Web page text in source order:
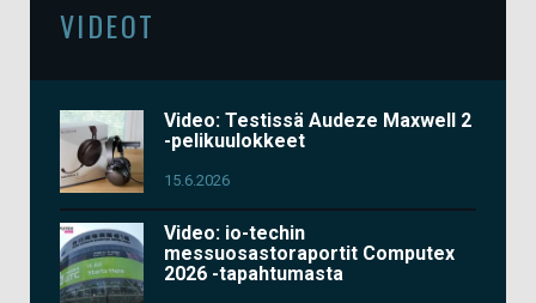
VIDEOT
Video: Testissä Audeze Maxwell 2
-pelikuulokkeet
15.6.2026
Video: io-techin
messuosastoraportit Computex
2026 -tapahtumasta